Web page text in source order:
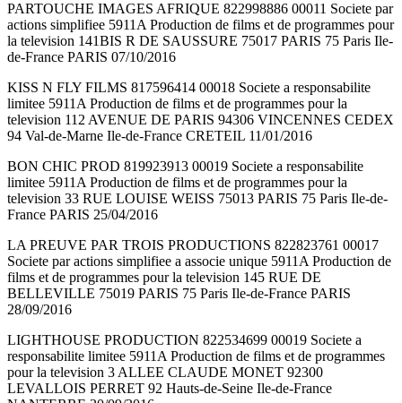
PARTOUCHE IMAGES AFRIQUE 822998886 00011 Societe par
actions simplifiee 5911A Production de films et de programmes pour
la television 141BIS R DE SAUSSURE 75017 PARIS 75 Paris Ile-
de-France PARIS 07/10/2016
KISS N FLY FILMS 817596414 00018 Societe a responsabilite
limitee 5911A Production de films et de programmes pour la
television 112 AVENUE DE PARIS 94306 VINCENNES CEDEX
94 Val-de-Marne Ile-de-France CRETEIL 11/01/2016
BON CHIC PROD 819923913 00019 Societe a responsabilite
limitee 5911A Production de films et de programmes pour la
television 33 RUE LOUISE WEISS 75013 PARIS 75 Paris Ile-de-
France PARIS 25/04/2016
LA PREUVE PAR TROIS PRODUCTIONS 822823761 00017
Societe par actions simplifiee a associe unique 5911A Production de
films et de programmes pour la television 145 RUE DE
BELLEVILLE 75019 PARIS 75 Paris Ile-de-France PARIS
28/09/2016
LIGHTHOUSE PRODUCTION 822534699 00019 Societe a
responsabilite limitee 5911A Production de films et de programmes
pour la television 3 ALLEE CLAUDE MONET 92300
LEVALLOIS PERRET 92 Hauts-de-Seine Ile-de-France